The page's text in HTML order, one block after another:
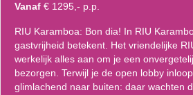
Vanaf € 1295,- p.p.
RIU Karamboa: Bon dia! In RIU
gastvrijheid betekent. Het vriendelijke
werkelijk alles aan om je een
bezorgen. Terwijl je de open lobby
glimlachend naar buiten: daar wachten